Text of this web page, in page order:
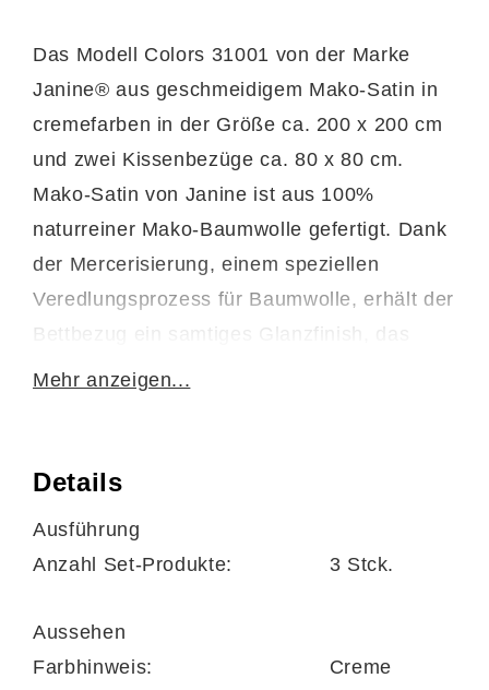
Das Modell Colors 31001 von der Marke
Janine® aus geschmeidigem Mako-Satin in
cremefarben in der Größe ca. 200 x 200 cm
und zwei Kissenbezüge ca. 80 x 80 cm.
Mako-Satin von Janine ist aus 100%
naturreiner Mako-Baumwolle gefertigt. Dank
der Mercerisierung, einem speziellen
Veredlungsprozess für Baumwolle, erhält der
Bettbezug ein samtiges Glanzfinish, das
nicht nur das Dessin unterstreicht, sondern
Satinbettwäsche äußerst pflegeleicht. Die
trocknergeeignet. Des Weiteren ist in den
Mehr anzeigen...
Details
Ausführung
Anzahl Set-Produkte:
3 Stck.
Aussehen
Farbhinweis:
Creme